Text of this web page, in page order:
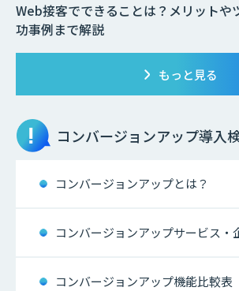
Web接客でできることは？メリットや
功事例まで解説
もっと見る
コンバージョンアップ導入
コンバージョンアップとは？
コンバージョンアップサービス・
コンバージョンアップ機能比較表